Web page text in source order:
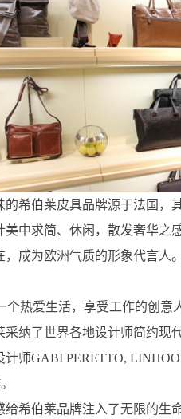
的希伯莱皮具品牌源于法国，
中求简、休闲，散发奢华之
成为欧洲气质的形象代言人
个热爱生活，享受工作的创
采纳了世界各地设计师简约
师GABI PERETTO,
给希伯莱品牌注入了无限的生